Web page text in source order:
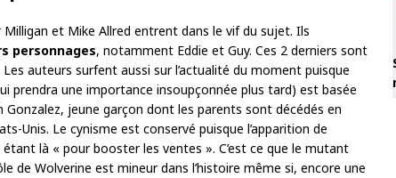
et Mike Allred entrent dans le vif du sujet. Ils
personnages, notamment Eddie et Guy. Ces 2 derniers sont
auteurs surfent aussi sur l’actualité du moment puisque
prendra une importance insoupçonnée plus tard) est basée
Gonzalez, jeune garçon dont les parents sont décédés en
Unis. Le cynisme est conservé puisque l’apparition de
là « pour booster les ventes ». C’est ce que le mutant
de Wolverine est mineur dans l’histoire même si, encore une